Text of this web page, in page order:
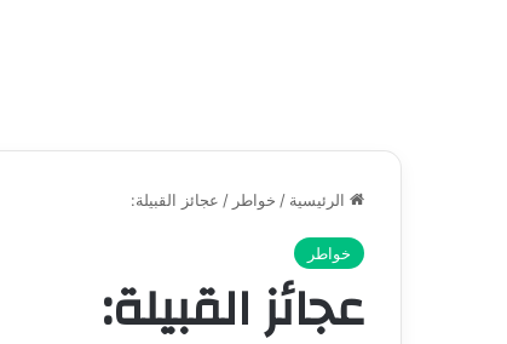
الرئيسية / خواطر / عجائز القبيلة:
خواطر
عجائز القبيلة: